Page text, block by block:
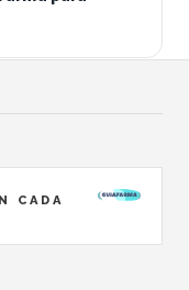
CADA